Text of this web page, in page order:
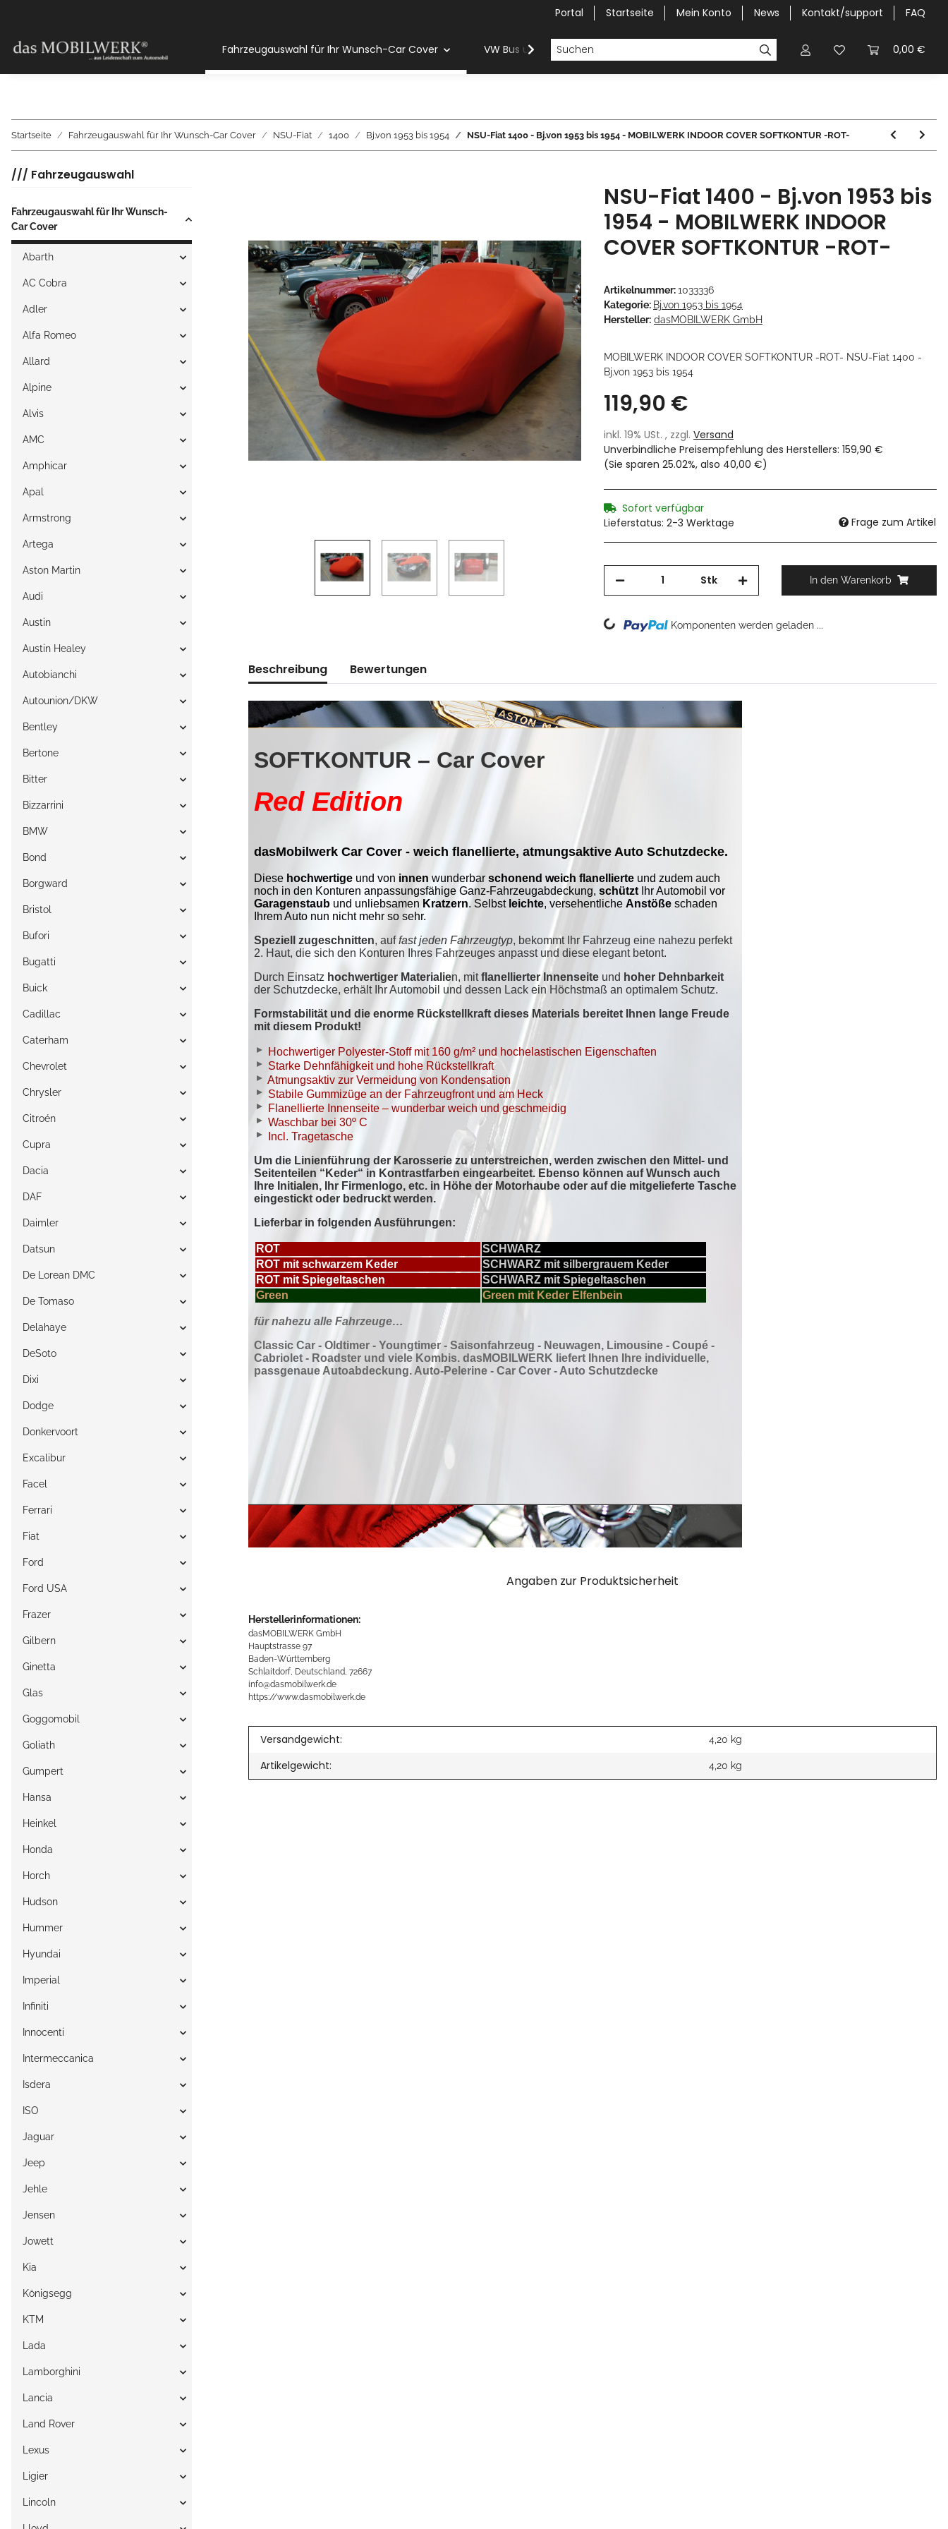
Portal Startseite Mein Konto News Kontakt/support FAQ
0,00 €
Fahrzeugauswahl für Ihr Wunsch-Car Cover VW Bus und Van Car Cover Halbgaragen / Kapuzen nach
Startseite Fahrzeugauswahl für Ihr Wunsch-Car Cover NSU-Fiat 1400 Bj.von 1953 bis 1954 NSU-Fiat 1400 - Bj.von 1953 bis 1954 - MOBILWERK INDOOR COVER SOFTKONTUR -ROT-
NSU-Fiat 1400 - Bj.von 1953 bis
1954 - MOBILWERK INDOOR
COVER SOFTKONTUR -ROT-
Artikelnummer:1033336
Kategorie: Bj.von 1953 bis 1954
Hersteller: dasMOBILWERK GmbH
MOBILWERK INDOOR COVER SOFTKONTUR -ROT- NSU-Fiat 1400 -
Bj.von 1953 bis 1954
119,90 €
inkl. 19% USt. , zzgl. Versand
Unverbindliche Preisempfehlung des Herstellers: 159,90 €
(Sie sparen 25.02%, also 40,00 €)
Sofort verfügbar
Lieferstatus: 2-3 Werktage
Frage zum Artikel
Stk In den Warenkorb
Loading... Komponenten werden geladen ...
Beschreibung Bewertungen
Angaben zur Produktsicherheit
Herstellerinformationen:
dasMOBILWERK GmbH
Hauptstrasse 97
Baden-Württemberg
Schlaitdorf, Deutschland, 72667
info@dasmobilwerk.de
https://www.dasmobilwerk.de
Versandgewicht: 4,20 kg
Artikelgewicht: 4,20 kg
/// Fahrzeugauswahl
Fahrzeugauswahl für Ihr Wunsch-
Car Cover
Abarth
AC Cobra
Adler
Alfa Romeo
Allard
Alpine
Alvis
AMC
Amphicar
Apal
Armstrong
Artega
Aston Martin
Audi
Austin
Austin Healey
Autobianchi
Autounion/DKW
Bentley
Bertone
Bitter
Bizzarrini
BMW
Bond
Borgward
Bristol
Bufori
Bugatti
Buick
Cadillac
Caterham
Chevrolet
Chrysler
Citroén
Cupra
Dacia
DAF
Daimler
Datsun
De Lorean DMC
De Tomaso
Delahaye
DeSoto
Dixi
Dodge
Donkervoort
Excalibur
Facel
Ferrari
Fiat
Ford
Ford USA
Frazer
Gilbern
Ginetta
Glas
Goggomobil
Goliath
Gumpert
Hansa
Heinkel
Honda
Horch
Hudson
Hummer
Hyundai
Imperial
Infiniti
Innocenti
Intermeccanica
Isdera
ISO
Jaguar
Jeep
Jehle
Jensen
Jowett
Kia
Königsegg
KTM
Lada
Lamborghini
Lancia
Land Rover
Lexus
Ligier
Lincoln